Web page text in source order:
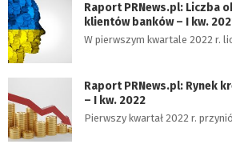
Raport PRNews.pl: Liczba
klientów banków – I kw.
W pierwszym kwartale 2022 r.
Raport PRNews.pl: Rynek
– I kw. 2022
Pierwszy kwartał 2022 r.